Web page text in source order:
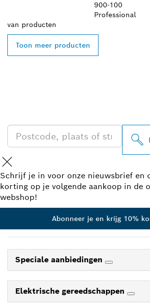
900-100
Professional
van producten
Toon meer producten
Schrijf je in voor onze nieuwsbrief en
korting op je volgende aankoop in de
webshop!
Abonneer je en krijg 10%
Speciale aanbiedingen
Elektrische gereedschappen